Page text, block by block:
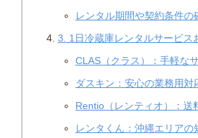
レンタル期間や契約条件の
3. 1日冷蔵庫レンタルサービス
CLAS（クラス）：手軽な
ダスキン：安心の業務用対
Rentio（レンティオ）：送
レンタくん：沖縄エリアの